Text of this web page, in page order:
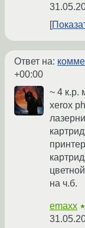
Ответ на:
+00:00
~ 4 к.р.
xerox
на ч.б.
emaxx